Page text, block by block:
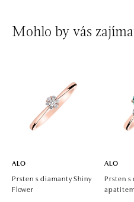
ALO diamonds OC
Ivanská cesta 16, 821 04
ALO diamonds OC
Pribinova 8, 811 09 Bratislava
tel.: +421 917 090 700, +421 918
Mohlo by vás
ALO
Prsten s diamanty Shiny
Flower
ALO
Prsten s